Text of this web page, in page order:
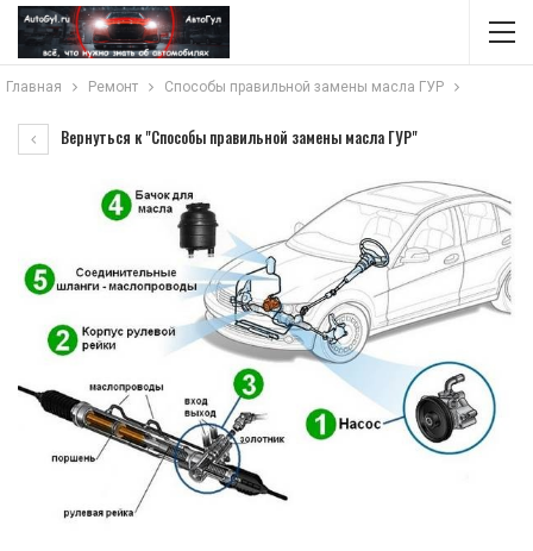
Главная Ремонт Способы правильной замены масла ГУР
Вернуться к "Способы правильной замены масла ГУР"